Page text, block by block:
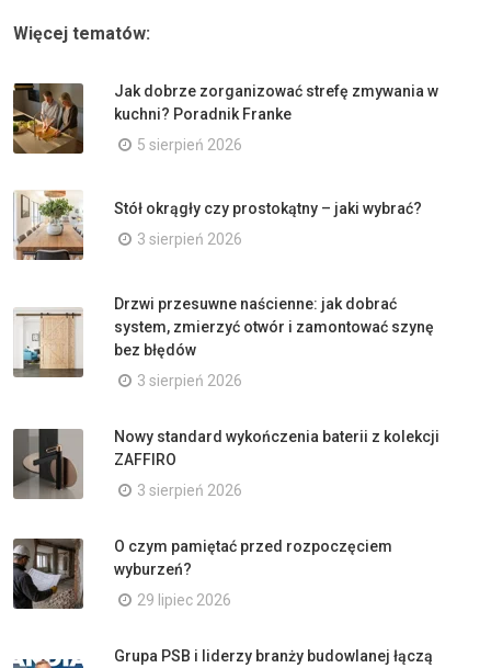
Więcej tematów:
Jak dobrze zorganizować strefę zmywania w
kuchni? Poradnik Franke
5 sierpień 2026
Stół okrągły czy prostokątny – jaki wybrać?
3 sierpień 2026
Drzwi przesuwne naścienne: jak dobrać
system, zmierzyć otwór i zamontować szynę
bez błędów
3 sierpień 2026
Nowy standard wykończenia baterii z kolekcji
ZAFFIRO
3 sierpień 2026
O czym pamiętać przed rozpoczęciem
wyburzeń?
29 lipiec 2026
Grupa PSB i liderzy branży budowlanej łączą